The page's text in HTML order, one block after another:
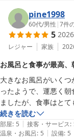
バイキングのお料
塩焼きなど、お口に
また、当館自慢の「
言葉をいただき、ス
ービスをご提供でき
たご感想は、今後の
またのお越しをス
伊香保温泉 ホテル
2026-07-31
pine1998
60代/男性 |7件
5
レジャー 家族
お風呂と食事が最高
大きなお風呂がいく
ったようで、運悪く
ましたが、食事はと
車をとめることができ
続きを読む
部屋: 5 | 接客・サービス:
温泉・お風呂: 5 | 設備: 5